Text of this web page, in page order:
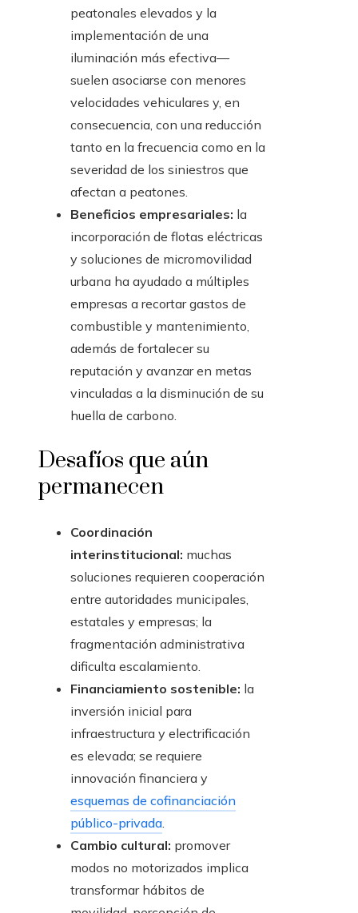
peatonales elevados y la
implementación de una
iluminación más efectiva—
suelen asociarse con menores
velocidades vehiculares y, en
consecuencia, con una reducción
tanto en la frecuencia como en la
severidad de los siniestros que
afectan a peatones.
Beneficios empresariales: la
incorporación de flotas eléctricas
y soluciones de micromovilidad
urbana ha ayudado a múltiples
empresas a recortar gastos de
combustible y mantenimiento,
además de fortalecer su
reputación y avanzar en metas
vinculadas a la disminución de su
huella de carbono.
Desafíos que aún
permanecen
Coordinación
interinstitucional: muchas
soluciones requieren cooperación
entre autoridades municipales,
estatales y empresas; la
fragmentación administrativa
dificulta escalamiento.
Financiamiento sostenible: la
inversión inicial para
infraestructura y electrificación
es elevada; se requiere
innovación financiera y
esquemas de cofinanciación
público-privada.
Cambio cultural: promover
modos no motorizados implica
transformar hábitos de